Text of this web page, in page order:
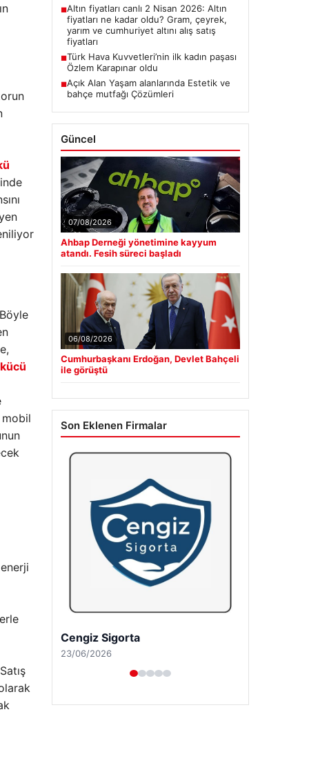
mobil
■Altın fiyatları canlı 2 Nisan 2026: Altın
fiyatları ne kadar oldu? Gram, çeyrek,
yarım ve cumhuriyet altını alış satış
fiyatları
■Türk Hava Kuvvetleri’nin ilk kadın paşası
Özlem Karapınar oldu
■Açık Alan Yaşam alanlarında Estetik ve
bahçe mutfağı Çözümleri
Güncel
07/08/2026
Ahbap Derneği yönetimine kayyum
atandı. Fesih süreci başladı
06/08/2026
Cumhurbaşkanı Erdoğan, Devlet Bahçeli
ile görüştü
Son Eklenen Firmalar
Hastaş Beton
26/05/2026